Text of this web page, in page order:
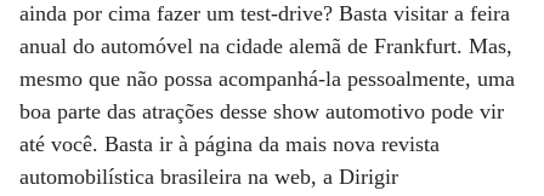
ainda por cima fazer um test-drive? Basta visitar a feira
anual do automóvel na cidade alemã de Frankfurt. Mas,
mesmo que não possa acompanhá-la pessoalmente, uma
boa parte das atrações desse show automotivo pode vir
até você. Basta ir à página da mais nova revista
automobilística brasileira na web, a Dirigir